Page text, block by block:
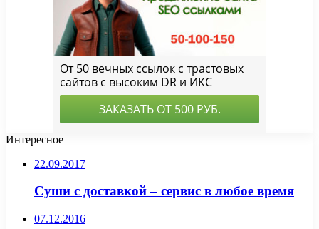
Интересное
22.09.2017
Суши с доставкой – сервис в любое время
07.12.2016